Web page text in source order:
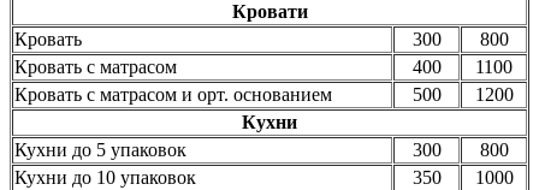
Кровати
Кровать
300
800
Кровать с матрасом
400
1100
Кровать с матрасом и орт. основанием
500
1200
Кухни
Кухни до 5 упаковок
300
800
Кухни до 10 упаковок
350
1000